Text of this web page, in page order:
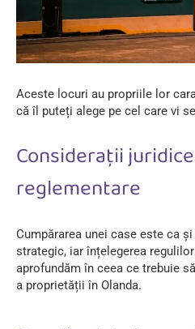
Aceste locuri au propriile lor
că îl puteți alege pe cel care vi
Considerații
reglementare
Cumpărarea unei case este ca
strategic, iar înțelegerea
aprofundăm în ceea ce trebuie
a proprietății în Olanda.